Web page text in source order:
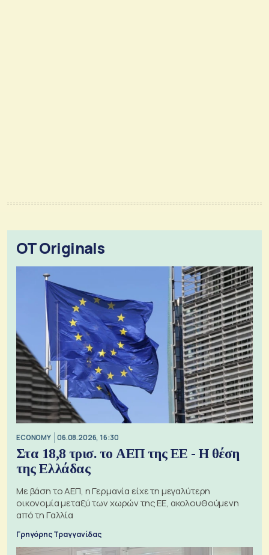
OT Originals
ECONOMY 06.08.2026, 16:30
Στα 18,8 τρισ. το ΑΕΠ της ΕΕ - Η θέση
της Ελλάδας
Με βάση το ΑΕΠ, η Γερμανία είχε τη μεγαλύτερη
οικονομία μεταξύ των χωρών της ΕΕ, ακολουθούμενη
από τη Γαλλία
Γρηγόρης Τραγγανίδας